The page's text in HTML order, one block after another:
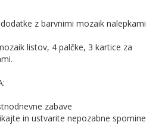
z barvnimi mozaik nalepkami
listov, 4 palčke, 3 kartice za
zabave
in ustvarite nepozabne spomine